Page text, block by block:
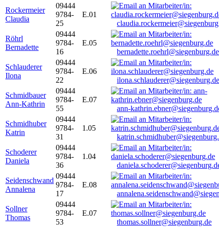
Rockermeier
Claudia
09444
9784-
25
E.01
Röhrl
Bernadette
09444
9784-
16
E.05
bernadette.roehrl@siegenburg.de
Schlauderer
Ilona
09444
9784-
22
E.06
ilona.schlauderer@siegenburg.de
Schmidbauer
Ann-Kathrin
09444
9784-
55
E.07
ann-
Schmidhuber
Katrin
09444
9784-
31
1.05
Schoderer
Daniela
09444
9784-
36
1.04
Seidenschwand
Annalena
09444
9784-
17
E.08
Sollner
Thomas
09444
9784-
53
E.07
thomas.sollner@siegenburg.de